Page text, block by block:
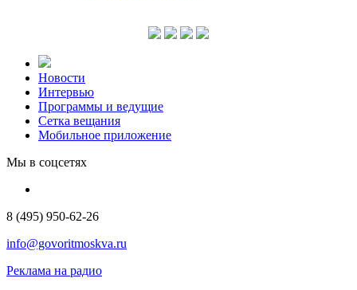
Новости
Интервью
Программы и ведущие
Сетка вещания
Мобильное приложение
Мы в соцсетях
8 (495) 950-62-26
info@govoritmoskva.ru
Реклама на радио